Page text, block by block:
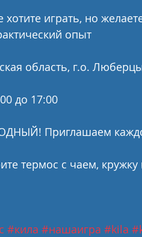
играть, но
опыт
область, г.о.
до 17:00
Приглашаем
термос с чаем,
#кила #нашаигра #kila